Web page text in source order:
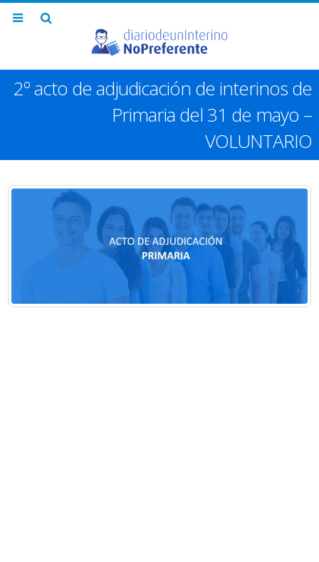
2º acto de adjudicación de interinos de
Primaria del 31 de mayo –
VOLUNTARIO